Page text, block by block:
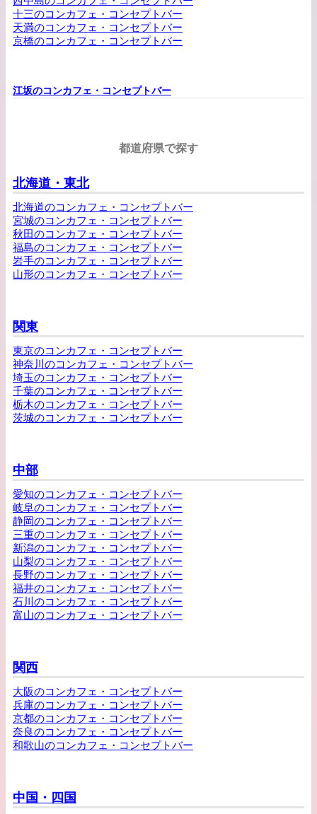
十三のコンカフェ・コンセプトバー
天満のコンカフェ・コンセプトバー
京橋のコンカフェ・コンセプトバー
江坂のコンカフェ・コンセプトバー
都道府県で探す
北海道・東北
北海道のコンカフェ・コンセプトバー
宮城のコンカフェ・コンセプトバー
秋田のコンカフェ・コンセプトバー
福島のコンカフェ・コンセプトバー
岩手のコンカフェ・コンセプトバー
山形のコンカフェ・コンセプトバー
関東
東京のコンカフェ・コンセプトバー
神奈川のコンカフェ・コンセプトバー
埼玉のコンカフェ・コンセプトバー
千葉のコンカフェ・コンセプトバー
栃木のコンカフェ・コンセプトバー
茨城のコンカフェ・コンセプトバー
中部
愛知のコンカフェ・コンセプトバー
岐阜のコンカフェ・コンセプトバー
静岡のコンカフェ・コンセプトバー
三重のコンカフェ・コンセプトバー
新潟のコンカフェ・コンセプトバー
山梨のコンカフェ・コンセプトバー
長野のコンカフェ・コンセプトバー
福井のコンカフェ・コンセプトバー
石川のコンカフェ・コンセプトバー
富山のコンカフェ・コンセプトバー
関西
大阪のコンカフェ・コンセプトバー
兵庫のコンカフェ・コンセプトバー
京都のコンカフェ・コンセプトバー
奈良のコンカフェ・コンセプトバー
和歌山のコンカフェ・コンセプトバー
中国・四国